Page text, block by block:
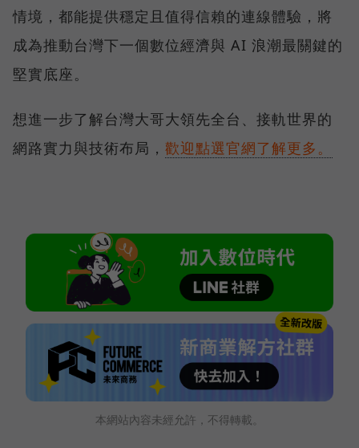
情境，都能提供穩定且值得信賴的連線體驗，將
成為推動台灣下一個數位經濟與 AI 浪潮最關鍵的
堅實底座。
想進一步了解台灣大哥大領先全台、接軌世界的
網路實力與技術布局， 歡迎點選官網了解更多。
本網站內容未經允許，不得轉載。